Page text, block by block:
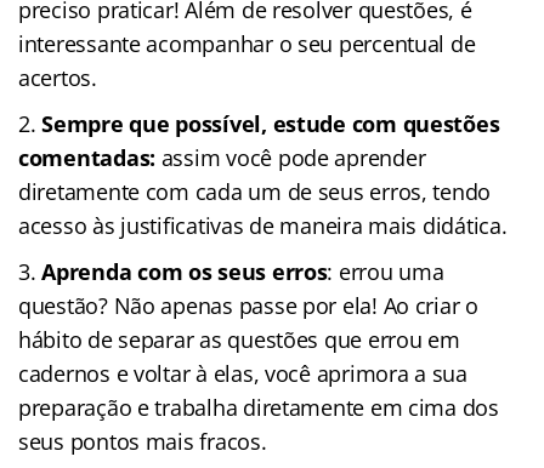
preciso praticar! Além de resolver questões, é
interessante acompanhar o seu percentual de
acertos.
Sempre que possível, estude com questões
comentadas: assim você pode aprender
diretamente com cada um de seus erros, tendo
acesso às justificativas de maneira mais didática.
Aprenda com os seus erros: errou uma
questão? Não apenas passe por ela! Ao criar o
hábito de separar as questões que errou em
cadernos e voltar à elas, você aprimora a sua
preparação e trabalha diretamente em cima dos
seus pontos mais fracos.